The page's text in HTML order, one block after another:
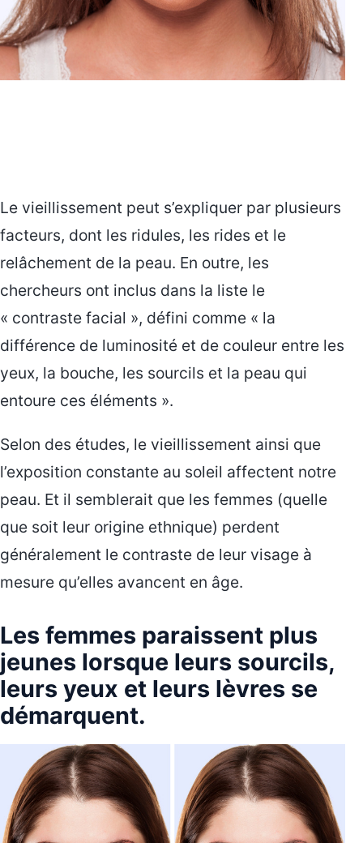
Le vieillissement peut s’expliquer par plusieurs
facteurs, dont les ridules, les rides et le
relâchement de la peau. En outre, les
chercheurs ont inclus dans la liste le
« contraste facial », défini comme « la
différence de luminosité et de couleur entre les
yeux, la bouche, les sourcils et la peau qui
entoure ces éléments ».
Selon des études, le vieillissement ainsi que
l’exposition constante au soleil affectent notre
peau. Et il semblerait que les femmes (quelle
que soit leur origine ethnique) perdent
généralement le contraste de leur visage à
mesure qu’elles avancent en âge.
Les femmes paraissent plus
jeunes lorsque leurs sourcils,
leurs yeux et leurs lèvres se
démarquent.